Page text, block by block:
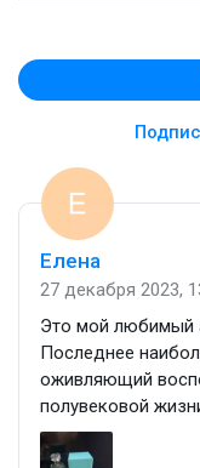
Елена
27 декабря 2023,
Это мой любимый
Последнее
оживляющий
полувековой